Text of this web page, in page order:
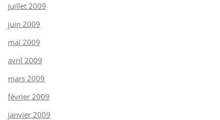
juillet 2009
juin 2009
mai 2009
avril 2009
mars 2009
février 2009
janvier 2009